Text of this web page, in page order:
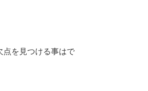
点を見つける事はで